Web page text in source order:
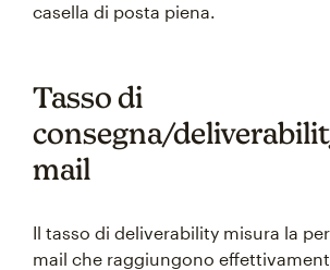
casella di posta piena.
Tasso di
consegna/
mail
Il tasso di deliverability misura la
mail che raggiungono